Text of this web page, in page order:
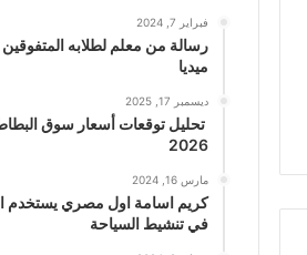
فبراير 7, 2024
رسالة من معلم لطلابه
ميديا
ديسمبر 17, 2025
تحليل توقعات أسعار سوق
2026
مارس 16, 2024
كريم اسامة اول مصري يستخدم
في تنشيط السياحة